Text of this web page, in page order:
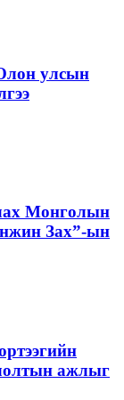
улсын
Монголын
Зах”-ын
ажлыг